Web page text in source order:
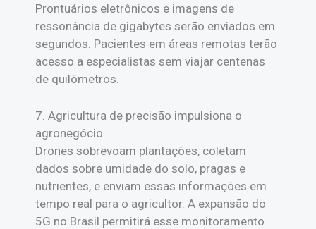
Prontuários eletrônicos e imagens de
ressonância de gigabytes serão enviados em
segundos. Pacientes em áreas remotas terão
acesso a especialistas sem viajar centenas
de quilômetros.
7. Agricultura de precisão impulsiona o
agronegócio
Drones sobrevoam plantações, coletam
dados sobre umidade do solo, pragas e
nutrientes, e enviam essas informações em
tempo real para o agricultor. A expansão do
5G no Brasil permitirá esse monitoramento